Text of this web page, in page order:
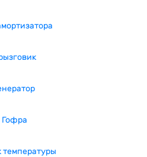
Гофра
температуры